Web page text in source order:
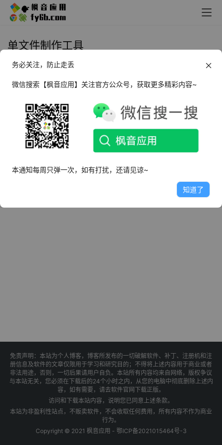
单文件制作工具
_v7.0.2.36 便携版
2023年2月21日
免责声明：本站为个人博客，博客所发布的一切破解软件、补丁、注册机和注
册信息及软件的文章仅限用于学习和研究目的；不得将上述内容用于商业或者
非法用途，否则，一切后果请用户自负。本站所有内容均来自网络，版权争议
与本站无关，您必须在下载后的24个小时之内，从您的电脑中彻底删除上述内
容，如有需要，请去软件官网下载正版。
访问和下载本站内容，说明您已同意上述条款。
本站为非盈利性站点，不贩卖软件，不会收取任何费用，所有内容不作为商业
行为。
Copyright © 2021 枫音应用 - 鄂ICP备2021015464号-3
务必关注，防止走丢
微信搜索【枫音应用】关注官方公众号，获取更多精彩内容~
本通知每周只弹一次，如有打扰，还请见谅~
知道了